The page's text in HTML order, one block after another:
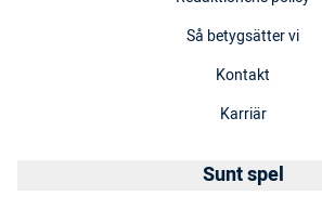
Så betygsätter vi
Kontakt
Karriär
Sunt spel